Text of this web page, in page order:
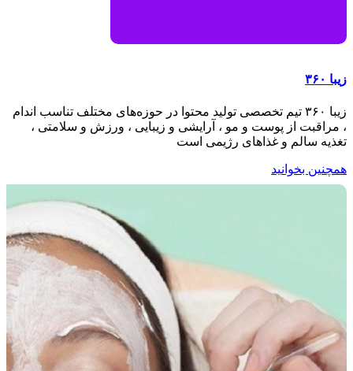
زیبا ۳۶۰
زیبا ۳۶۰ تیم تخصصی تولید محتوا در حوزه‌های مختلف تناسب اندام
، مراقبت از پوست و مو ، آرایشی و زیبایی ، ورزش و سلامتی ،
تغذیه سالم و غذاهای رژیمی است
همچنین بخوانید